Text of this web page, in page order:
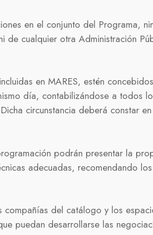
en el conjunto del Programa,
cualquier otra Administración
en MARES, estén
día, contabilizándose a todos
circunstancia deberá constar
podrán presentar la
adecuadas, recomendando
del catálogo y los
puedan desarrollarse las